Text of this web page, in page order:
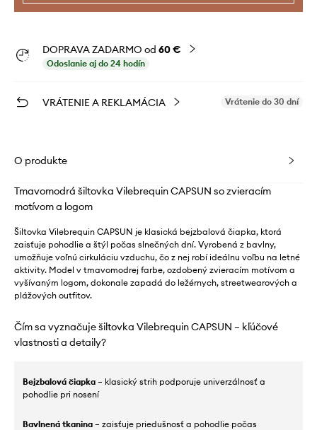
DOPRAVA ZADARMO od 60 €
Odoslanie aj do 24 hodín
VRÁTENIE A REKLAMÁCIA Vrátenie do 30 dní
O produkte
Tmavomodrá šiltovka Vilebrequin CAPSUN so zvieracím
motívom a logom
Šiltovka Vilebrequin CAPSUN je klasická bejzbalová čiapka, ktorá
zaisťuje pohodlie a štýl počas slnečných dní. Vyrobená z bavlny,
umožňuje voľnú cirkuláciu vzduchu, čo z nej robí ideálnu voľbu na letné
aktivity. Model v tmavomodrej farbe, ozdobený zvieracím motívom a
vyšívaným logom, dokonale zapadá do ležérnych, streetwearových a
plážových outfitov.
Čím sa vyznačuje šiltovka Vilebrequin CAPSUN – kľúčové
vlastnosti a detaily?
Bejzbalová čiapka – klasický strih podporuje univerzálnosť a
pohodlie pri nosení
Bavlnená tkanina – zaisťuje priedušnosť a pohodlie počas